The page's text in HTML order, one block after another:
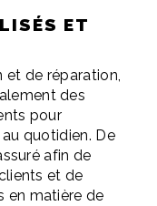
ET
et de réparation,
des
pour
quotidien. De
afin de
et de
en matière de